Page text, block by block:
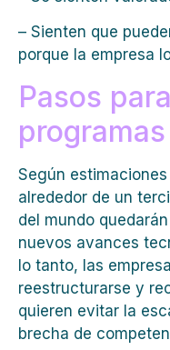
– Sienten que
porque la empresa
Pasos
Según
alrededor de un
del mundo
nuevos avances
lo tanto, las
reestructurarse y
quieren evitar la
brecha de